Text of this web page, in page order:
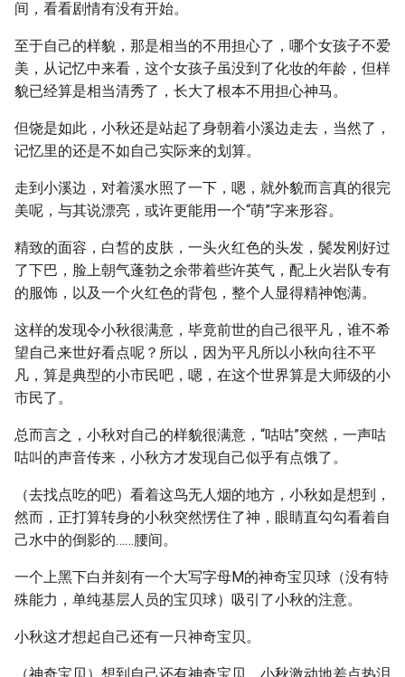
间，看看剧情有没有开始。
至于自己的样貌，那是相当的不用担心了，哪个女孩子不爱
美，从记忆中来看，这个女孩子虽没到了化妆的年龄，但样
貌已经算是相当清秀了，长大了根本不用担心神马。
但饶是如此，小秋还是站起了身朝着小溪边走去，当然了，
记忆里的还是不如自己实际来的划算。
走到小溪边，对着溪水照了一下，嗯，就外貌而言真的很完
美呢，与其说漂亮，或许更能用一个“萌”字来形容。
精致的面容，白皙的皮肤，一头火红色的头发，鬓发刚好过
了下巴，脸上朝气蓬勃之余带着些许英气，配上火岩队专有
的服饰，以及一个火红色的背包，整个人显得精神饱满。
这样的发现令小秋很满意，毕竟前世的自己很平凡，谁不希
望自己来世好看点呢？所以，因为平凡所以小秋向往不平
凡，算是典型的小市民吧，嗯，在这个世界算是大师级的小
市民了。
总而言之，小秋对自己的样貌很满意，“咕咕”突然，一声咕
咕叫的声音传来，小秋方才发现自己似乎有点饿了。
（去找点吃的吧）看着这鸟无人烟的地方，小秋如是想到，
然而，正打算转身的小秋突然愣住了神，眼睛直勾勾看着自
己水中的倒影的……腰间。
一个上黑下白并刻有一个大写字母M的神奇宝贝球（没有特
殊能力，单纯基层人员的宝贝球）吸引了小秋的注意。
小秋这才想起自己还有一只神奇宝贝。